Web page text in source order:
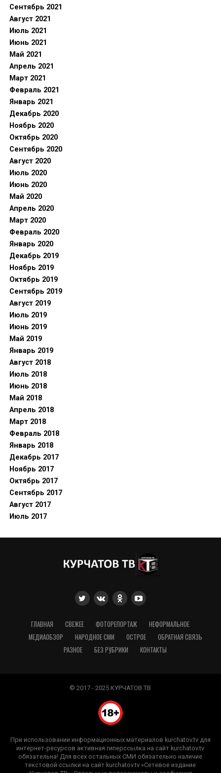
Сентябрь 2021
Август 2021
Июль 2021
Июнь 2021
Май 2021
Апрель 2021
Март 2021
Февраль 2021
Январь 2021
Декабрь 2020
Ноябрь 2020
Октябрь 2020
Сентябрь 2020
Август 2020
Июль 2020
Июнь 2020
Май 2020
Апрель 2020
Март 2020
Февраль 2020
Январь 2020
Декабрь 2019
Ноябрь 2019
Октябрь 2019
Сентябрь 2019
Август 2019
Июль 2019
Июнь 2019
Май 2019
Январь 2019
Август 2018
Июль 2018
Июнь 2018
Май 2018
Апрель 2018
Март 2018
Февраль 2018
Январь 2018
Декабрь 2017
Ноябрь 2017
Октябрь 2017
Сентябрь 2017
Август 2017
Июль 2017
ГЛАВНАЯ СВЕЖЕЕ ФОТОРЕПОРТАЖ
НЕФОРМАЛЬНОЕ
МЕДИАОБЗОР
НАРОДНОЕ СМИ ОСТРОЕ
ОБРАТНАЯ СВЯЗЬ
РАЗНОЕ
БЕЗ РУБРИКИ КОНТАКТЫ
© 2017 - 2025 КУРЧАТОВ ТВ
При использовании информационных материалов kurchatov.tv для
интернет-ресурсов активная гиперссылка на сайт kurchatov.tv
обязательна! Для всех остальных СМИ обязательно наличие
текстовой ссылки на сайт kurchatov.tv «Сетевое издание